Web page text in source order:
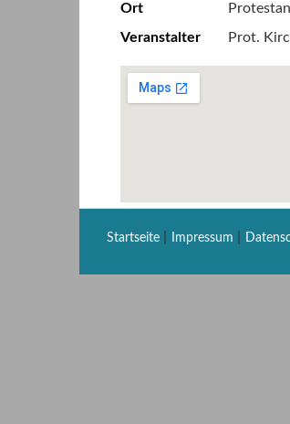
Ort
Veranstalter
Prot.
Startseite Impressum